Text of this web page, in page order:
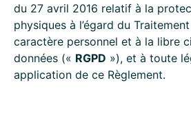
du 27 avril 2016 relatif à la
physiques à l’égard du
caractère personnel et à la libre
données (« RGPD »), et à toute
application de ce Règlement.